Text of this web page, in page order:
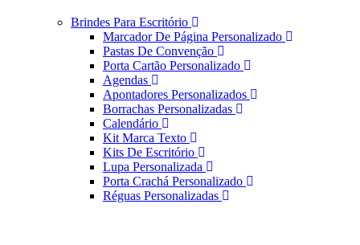
Brindes Para Escritório
Marcador De Página Personalizado
Pastas De Convenção
Porta Cartão Personalizado
Agendas
Apontadores Personalizados
Borrachas Personalizadas
Calendário
Kit Marca Texto
Kits De Escritório
Lupa Personalizada
Porta Crachá Personalizado
Réguas Personalizadas